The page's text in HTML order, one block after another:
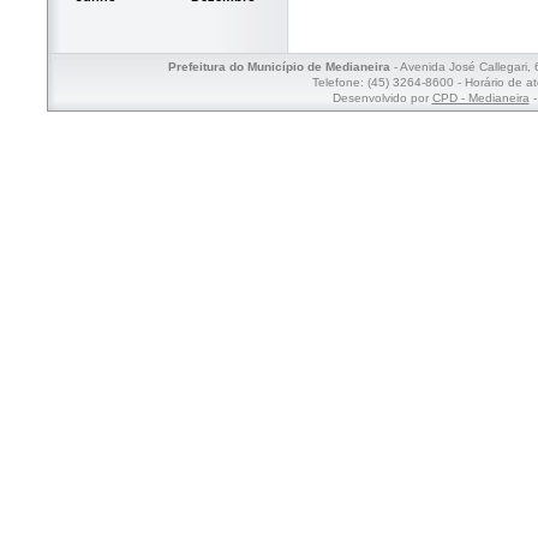
Prefeitura do Município de Medianeira- Avenida José Callegari,
Telefone: (45) 3264-8600 - Horário de
Desenvolvido por CPD - Medianeira-